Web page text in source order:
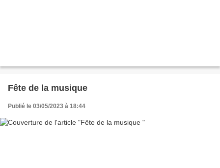
Fête de la musique
Publié le 03/05/2023 à 18:44